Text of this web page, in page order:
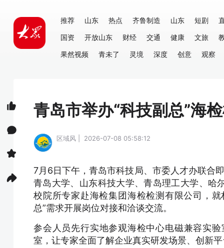
推荐 山东 热点 齐鲁制造 山东 短剧
国资
开放山东 财经 交通 健康 文旅
果然视频
青未了 灵境 深度 创意 观察
青岛市举办“科技副总”海
区域风 | 2026-07-08 05:58:12
7月6日下午，青岛市科技局、市委人才办联合
青岛大学、山东科技大学、青岛理工大学、哈
校院所专家赴海检集团海检检测有限公司，
总”需求开展岗位对接和洽谈交流。
参会人员先行实地参观海检中心电磁兼容实
室，让专家全面了解企业真实研发场景、创新